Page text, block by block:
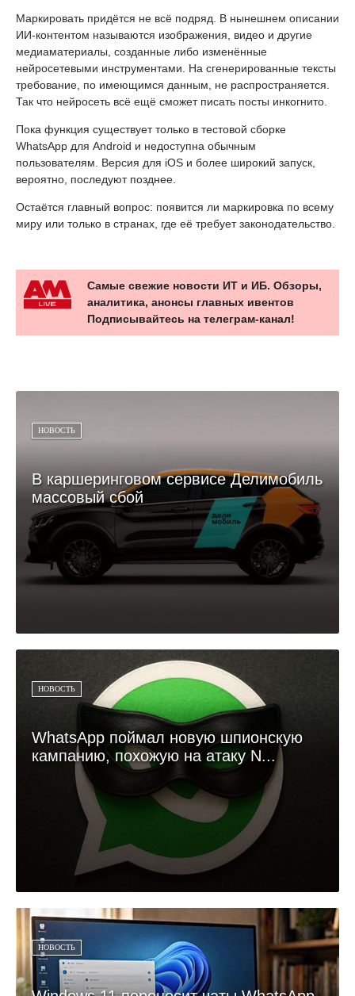
Маркировать придётся не всё подряд. В нынешнем описании
ИИ-контентом называются изображения, видео и другие
медиаматериалы, созданные либо изменённые
нейросетевыми инструментами. На сгенерированные тексты
требование, по имеющимся данным, не распространяется.
Так что нейросеть всё ещё сможет писать посты инкогнито.
Пока функция существует только в тестовой сборке
WhatsApp для Android и недоступна обычным
пользователям. Версия для iOS и более широкий запуск,
вероятно, последуют позднее.
Остаётся главный вопрос: появится ли маркировка по всему
миру или только в странах, где её требует законодательство.
Самые свежие новости ИТ и ИБ. Обзоры,
аналитика, анонсы главных ивентов
Подписывайтесь на телеграм-канал!
НОВОСТЬ
В каршеринговом сервисе Делимобиль
массовый сбой
НОВОСТЬ
WhatsApp поймал новую шпионскую
кампанию, похожую на атаку N...
НОВОСТЬ